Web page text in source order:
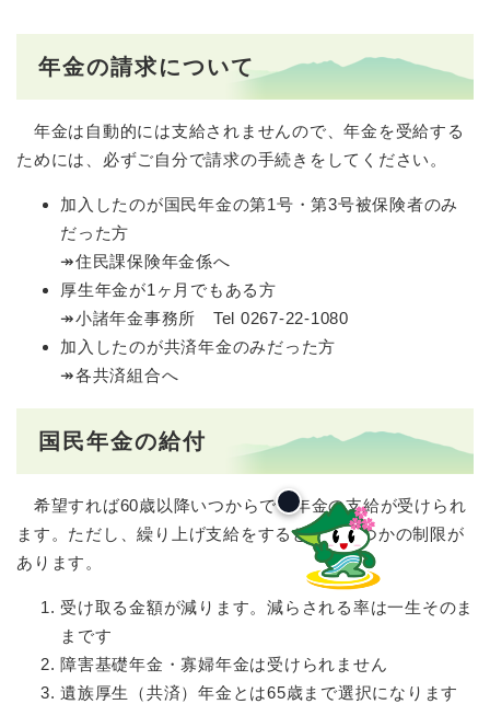
年金の請求について
年金は自動的には支給されませんので、年金を受給する
ためには、必ずご自分で請求の手続きをしてください。
加入したのが国民年金の第1号・第3号被保険者のみ
だった方
↠住民課保険年金係へ
厚生年金が1ヶ月でもある方
↠小諸年金事務所 Tel 0267-22-1080
加入したのが共済年金のみだった方
↠各共済組合へ
国民年金の給付
希望すれば60歳以降いつからでも年金の支給が受けられ
ます。ただし、繰り上げ支給をすると、いくつかの制限が
あります。
受け取る金額が減ります。減らされる率は一生そのま
まです
障害基礎年金・寡婦年金は受けられません
遺族厚生（共済）年金とは65歳まで選択になります